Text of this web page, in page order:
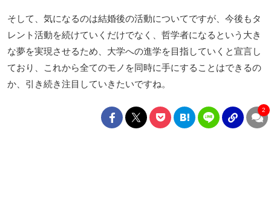
そして、気になるのは結婚後の活動についてですが、今後もタ
レント活動を続けていくだけでなく、哲学者になるという大き
な夢を実現させるため、大学への進学を目指していくと宣言し
ており、これから全てのモノを同時に手にすることはできるの
か、引き続き注目していきたいですね。
2